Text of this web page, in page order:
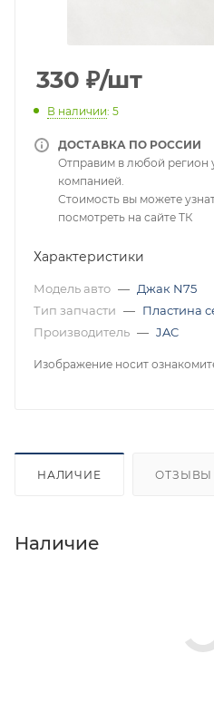
330 ₽/шт
В наличии: 5
ДОСТАВКА ПО РОССИИ
Отправим в любой регион
компанией.
Стоимость вы можете
посмотреть на сайте ТК
Характеристики
Модель авто — Джак N75
Тип запчасти — Пластина
Производитель — JAC
Изображение носит
НАЛИЧИЕ ОТЗЫВЫ
Наличие